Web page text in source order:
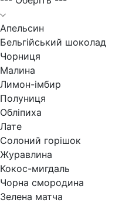
Апельсин
Бельгійський шоколад
Чорниця
Малина
Лимон-імбир
Полуниця
Обліпиха
Лате
Солоний горішок
Журавлина
Кокос-мигдаль
Чорна смородина
Зелена матча